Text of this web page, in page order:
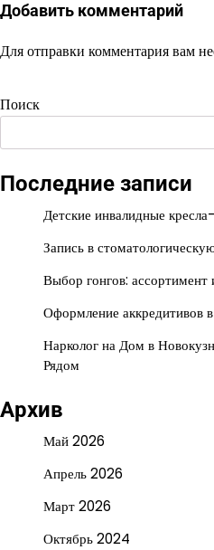
Добавить комментарий
Для отправки комментария вам
Поиск
Последние записи
Детские инвалидные
Запись в
Выбор гонгов: ассортимент
Оформление аккредитивов
Нарколог на Дом в
Рядом
Архив
Май 2026
Апрель 2026
Март 2026
Октябрь 2024